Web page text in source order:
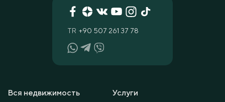
Вся недвижимость Услуги
TR +90 507 261 37 78